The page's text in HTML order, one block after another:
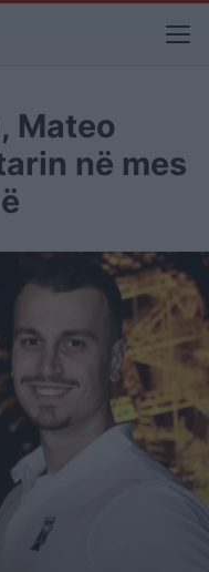
Mateo
në mes